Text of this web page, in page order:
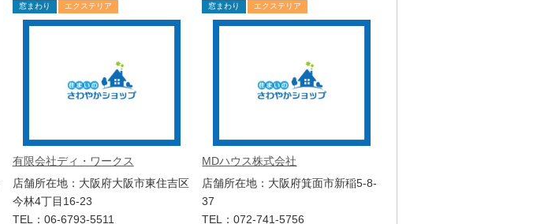
窓まわり エクステリア
有限会社ディ・ワークス
店舗所在地：大阪府大阪市東住吉区
今林4丁目16-23
TEL：06-6793-5511
窓まわり エクステリア
MDハウス株式会社
店舗所在地：大阪府箕面市新稲5-8-
37
TEL：072-741-5756